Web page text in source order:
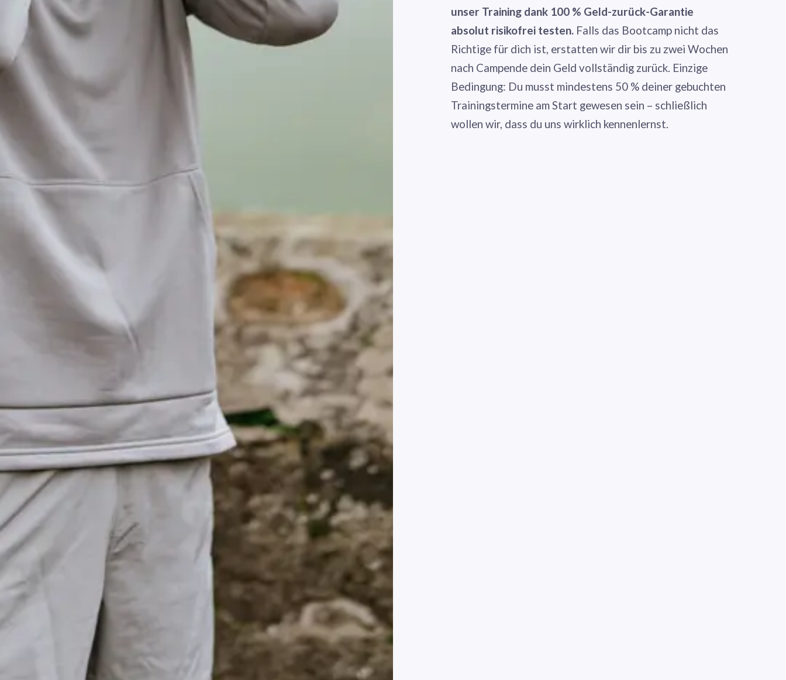
unser Training dank 100 % Geld-zurück-Garantie
absolut risikofrei testen. Falls das Bootcamp nicht das
Richtige für dich ist, erstatten wir dir bis zu zwei Wochen
nach Campende dein Geld vollständig zurück. Einzige
Bedingung: Du musst mindestens 50 % deiner gebuchten
Trainingstermine am Start gewesen sein – schließlich
wollen wir, dass du uns wirklich kennenlernst.